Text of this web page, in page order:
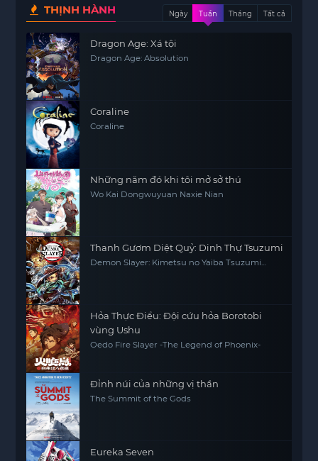
THỊNH HÀNH Ngày Tuần Tháng Tất cả
Dragon Age: Xá tội
Dragon Age: Absolution
Coraline
Coraline
Những năm đó khi tôi mở sở thú
Wo Kai Dongwuyuan Naxie Nian
Thanh Gươm Diệt Quỷ: Dinh Thự Tsuzumi
Demon Slayer: Kimetsu no Yaiba Tsuzumi
Hỏa Thực Điểu: Đội cứu hỏa Borotobi
vùng Ushu
Oedo Fire Slayer -The Legend of Phoenix-
Đỉnh núi của những vị thần
The Summit of the Gods
Eureka Seven